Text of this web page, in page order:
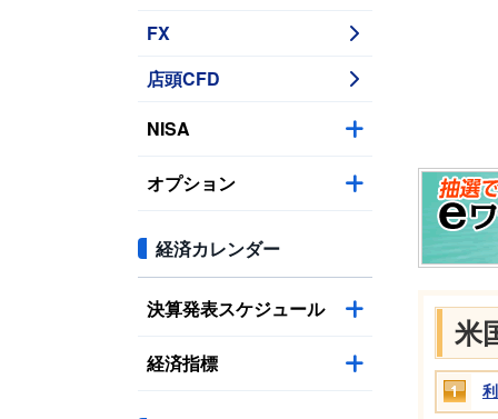
FX
店頭CFD
NISA
オプション
経済カレンダー
決算発表スケジュール
経済指標
米